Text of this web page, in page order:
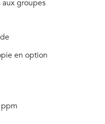
groupes
en option